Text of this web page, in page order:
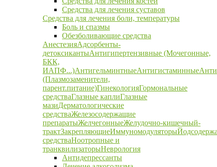
Средства для лечения суставов
Средства для лечения боли, температуры
Боль и спазмы
Обезболивающие средства
АнестезияАдсорбенты-
детоксикантыАнтигипертензивные (Мочегонные,
БКК,
ИАПФ...)АнтигельминтныеАнтигистаминные
(Плазмозаменители,
парент.питание)ГинекологияГормональные
средстваГлазные каплиГлазные
мазиДерматологические
средстваЖелезосодержащие
препаратыЖелчегонныеЖелудочно-кишечный-
трактЗакрепляющиеИммуномодуляторы
средстваНоотропные и
транквилизаторыНеврология
Антидепрессанты